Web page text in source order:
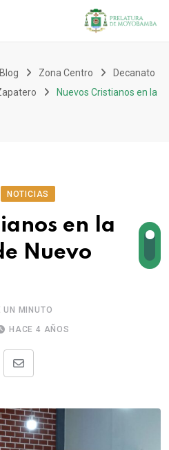
Blog Zona Centro
Decanato
Nuevos Cristianos en la
NOTICIAS
en la
Nuevo
UN MINUTO
HACE 4 AÑOS